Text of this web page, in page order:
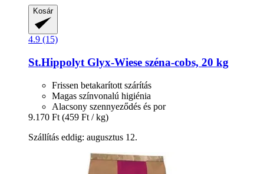
Kosár
4.9 (15)
St.Hippolyt Glyx-​Wiese széna-​cobs, 20 kg
Frissen betakarított szárítás
Magas színvonalú higiénia
Alacsony szennyeződés és por
9.170 Ft (459 Ft / kg)
Szállítás eddig: augusztus 12.